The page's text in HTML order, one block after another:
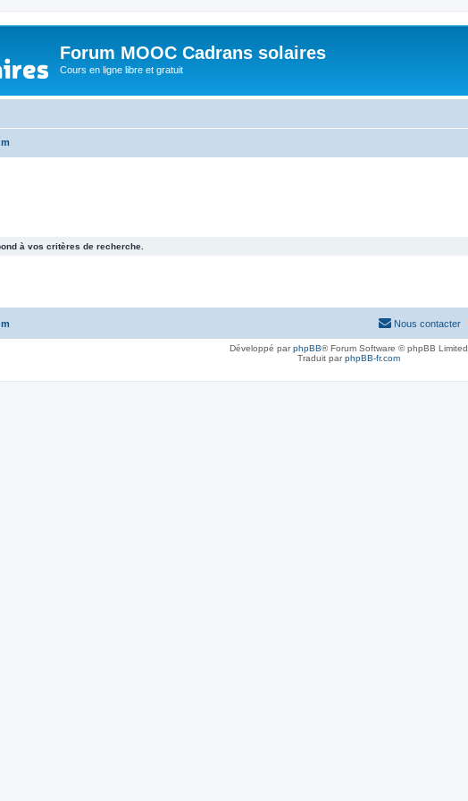
Forum MOOC Cadrans solaires
Cours en ligne libre et gratuit
à vos critères de recherche.
Nous contacter
Développé parphpBB® Forum Software © phpBB Limited
Traduit parphpBB-fr.com